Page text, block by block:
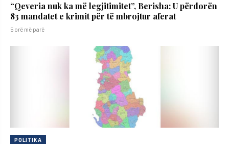
“Qeveria nuk ka më legjitimitet”, Berisha: U përdorën
83 mandatet e krimit për të mbrojtur aferat
5 orë më parë
POLITIKA